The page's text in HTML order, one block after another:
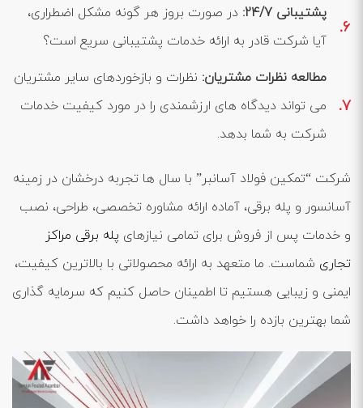
پشتیبانی 24/7 : در صورت بروز هر گونه مشکل اضطراری،
آیا شرکت قادر به ارائه خدمات پشتیبانی سریع است؟
مطالعه نظرات مشتریان: نظرات و بازخوردهای سایر مشتریان
می ‌تواند دیدگاه‌ های ارزشمندی را در مورد کیفیت خدمات
شرکت به شما بدهد.
شرکت “تمکین فولاد آسانبر” با سال ‌ها تجربه درخشان در زمینه
آسانسور و پله برقی، آماده ارائه مشاوره تخصصی، طراحی، نصب
و خدمات پس از فروش برای تمامی نیازهای پله برقی مراکز
تجاری شماست. ما متعهد به ارائه محصولاتی با بالاترین کیفیت،
ایمنی و زیبایی هستیم تا اطمینان حاصل کنیم که سرمایه ‌گذاری
شما بهترین بازده را خواهد داشت.